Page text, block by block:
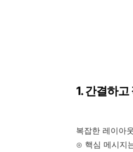
1. 간결하
복잡한 레이아
⊙ 핵심 메시지